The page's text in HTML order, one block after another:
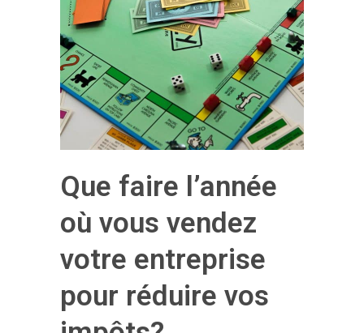
Que faire l’année
où vous vendez
votre entreprise
pour réduire vos